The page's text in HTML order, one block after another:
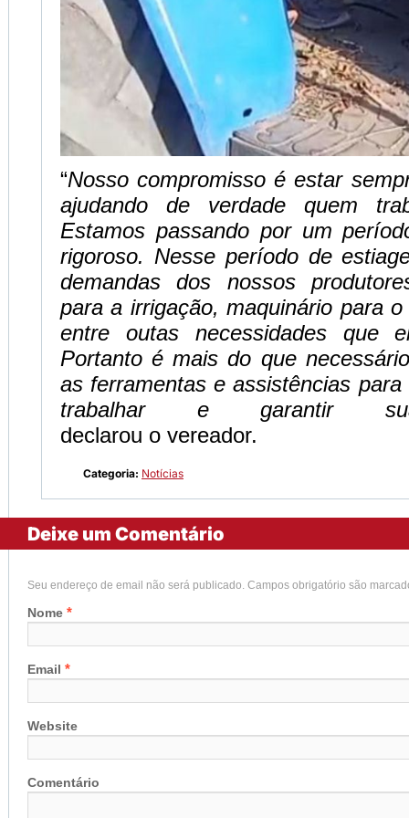
“Nosso compromisso é estar
ajudando de verdade quem
Estamos passando por um
rigoroso. Nesse período de
demandas dos nossos
para a irrigação, maquinário para
entre outas necessidades que
Portanto é mais do que
as ferramentas e assistências
trabalhar e garantir
declarou o vereador.
Categoria: Notícias
Deixe um Comentário
Seu endereço de email não será publicado. Campos obrigatório são
Nome *
Email *
Website
Comentário